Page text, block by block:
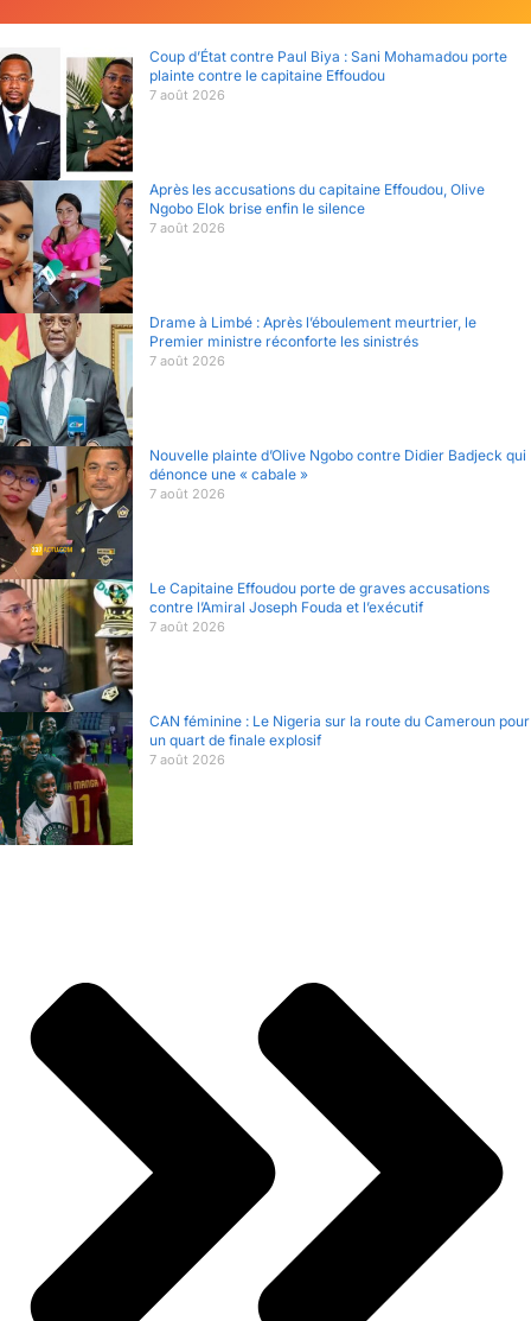
Coup d’État contre Paul Biya : Sani Mohamadou porte
plainte contre le capitaine Effoudou
7 août 2026
Après les accusations du capitaine Effoudou, Olive
Ngobo Elok brise enfin le silence
7 août 2026
Drame à Limbé : Après l’éboulement meurtrier, le
Premier ministre réconforte les sinistrés
7 août 2026
Nouvelle plainte d’Olive Ngobo contre Didier Badjeck qui
dénonce une « cabale »
7 août 2026
Le Capitaine Effoudou porte de graves accusations
contre l’Amiral Joseph Fouda et l’exécutif
7 août 2026
CAN féminine : Le Nigeria sur la route du Cameroun pour
un quart de finale explosif
7 août 2026